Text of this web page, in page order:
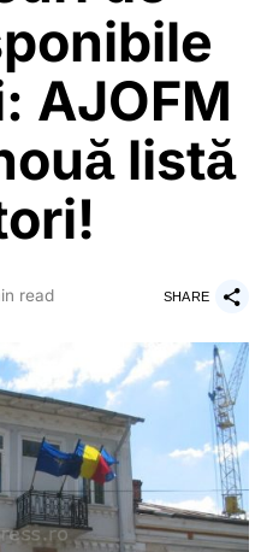
AJOFM
listă
read SHARE